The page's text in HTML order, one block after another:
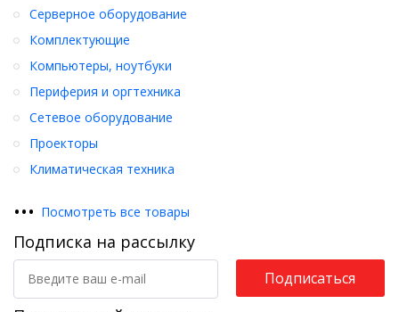
Серверное оборудование
Комплектующие
Компьютеры, ноутбуки
Периферия и оргтехника
Сетевое оборудование
Проекторы
Климатическая техника
••• Посмотреть все товары
Подписка на рассылку
Подписаться